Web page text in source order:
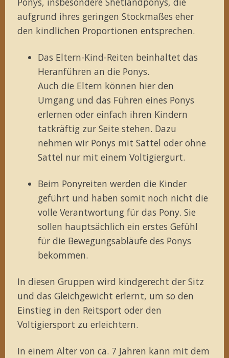
aufgrund ihres geringen Stockmaßes eher
den kindlichen Proportionen entsprechen.
Das Eltern-Kind-Reiten beinhaltet das
Heranführen an die Ponys.
Auch die Eltern können hier den
Umgang und das Führen eines Ponys
erlernen oder einfach ihren Kindern
tatkräftig zur Seite stehen. Dazu
nehmen wir Ponys mit Sattel oder ohne
Sattel nur mit einem Voltigiergurt.
Beim Ponyreiten werden die Kinder
geführt und haben somit noch nicht die
volle Verantwortung für das Pony. Sie
sollen hauptsächlich ein erstes Gefühl
für die Bewegungsabläufe des Ponys
bekommen.
In diesen Gruppen wird kindgerecht der Sitz
und das Gleichgewicht erlernt, um so den
Einstieg in den Reitsport oder den
Voltigiersport zu erleichtern.
In einem Alter von ca. 7 Jahren kann mit dem